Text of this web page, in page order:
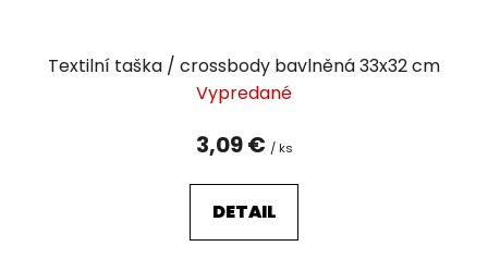
Textilní taška / crossbody bavlněná 33x32 cm
Vypredané
3,09 € / ks
DETAIL